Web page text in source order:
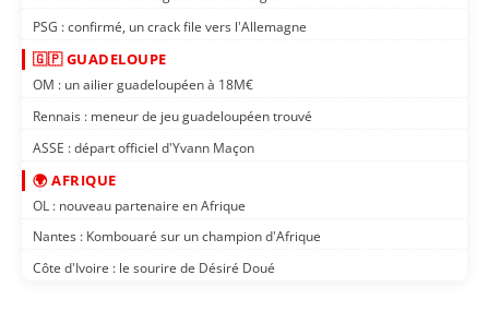
PSG : confirmé, un crack file vers l'Allemagne
🇬🇵 GUADELOUPE
OM : un ailier guadeloupéen à 18M€
Rennais : meneur de jeu guadeloupéen trouvé
ASSE : départ officiel d'Yvann Maçon
🌍 AFRIQUE
OL : nouveau partenaire en Afrique
Nantes : Kombouaré sur un champion d'Afrique
Côte d'Ivoire : le sourire de Désiré Doué